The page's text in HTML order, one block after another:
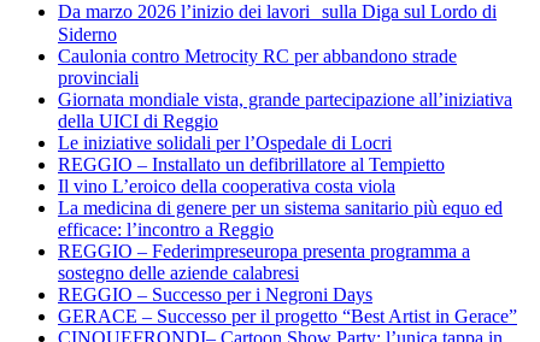
Da marzo 2026 l’inizio dei lavori sulla Diga sul Lordo di
Siderno
Caulonia contro Metrocity RC per abbandono strade
provinciali
Giornata mondiale vista, grande partecipazione all’iniziativa
della UICI di Reggio
Le iniziative solidali per l’Ospedale di Locri
REGGIO – Installato un defibrillatore al Tempietto
Il vino L’eroico della cooperativa costa viola
La medicina di genere per un sistema sanitario più equo ed
efficace: l’incontro a Reggio
REGGIO – Federimpreseuropa presenta programma a
sostegno delle aziende calabresi
REGGIO – Successo per i Negroni Days
GERACE – Successo per il progetto “Best Artist in Gerace”